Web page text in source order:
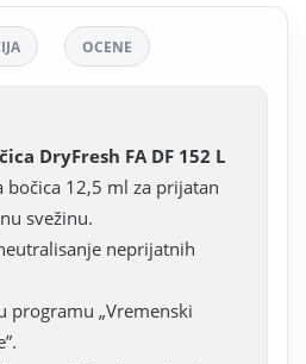
OCENE
DryFresh FA DF 152 L
12,5 ml za prijatan
svežinu.
neprijatnih
programu „Vremenski